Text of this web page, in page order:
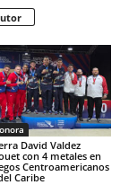
David Valdez
con 4 metales en
Centroamericanos
Caribe